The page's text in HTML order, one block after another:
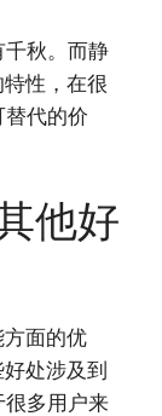
千秋。而静
性，在很
代的价
他好
面的优
处涉及到
很多用户来